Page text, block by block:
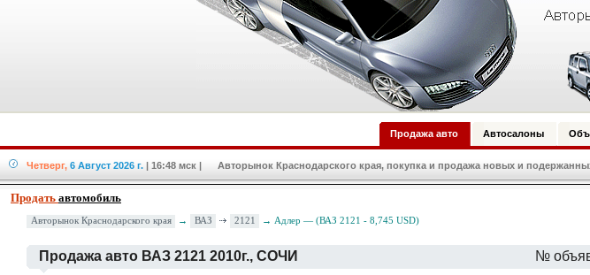
Продажа авто Автосалоны
Четверг, 6 Август 2026 г. | 16:48 мск | Авторынок Краснодарского края, покупка и продажа новых и
Продать автомобиль
Авторынок Краснодарского края → ВАЗ 2121 → Адлер — (ВАЗ 2121 - 8,745 USD)
Продажа авто ВАЗ 2121 2010г., СОЧИ №